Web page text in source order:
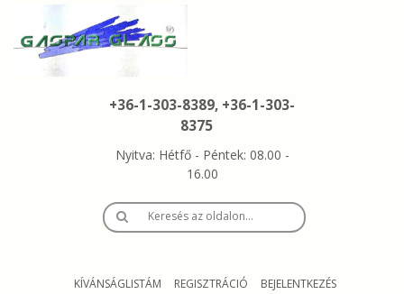
+36-1-303-8389, +36-1-303-
8375
Nyitva: Hétfő - Péntek: 08.00 -
16.00
Keresés az oldalon…
KÍVÁNSÁGLISTÁM REGISZTRÁCIÓ BEJELENTKEZÉS